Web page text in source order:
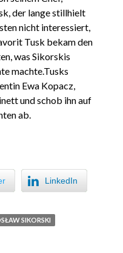
der lange stillhielt
nicht interessiert,
Tusk bekam den
was Sikorskis
machte.Tusks
Ewa Kopacz,
und schob ihn auf
ab.
LinkedIn
SIKORSKI